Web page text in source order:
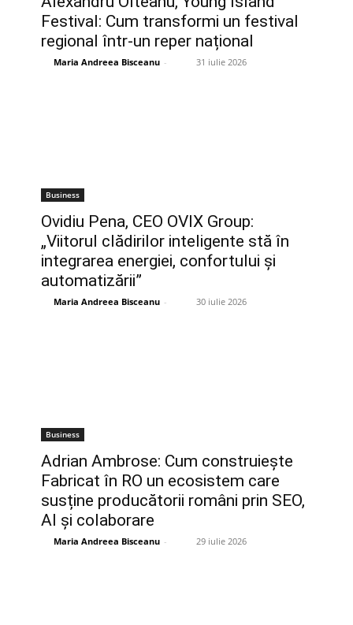
Festival: Cum transformi un festival
regional într-un reper național
Maria Andreea Bisceanu - 31 iulie 2026
Business
Ovidiu Pena, CEO OVIX Group:
„Viitorul clădirilor inteligente stă în
integrarea energiei, confortului și
automatizării”
Maria Andreea Bisceanu - 30 iulie 2026
Business
Adrian Ambrose: Cum construiește
Fabricat în RO un ecosistem care
susține producătorii români prin SEO,
AI și colaborare
Maria Andreea Bisceanu - 29 iulie 2026